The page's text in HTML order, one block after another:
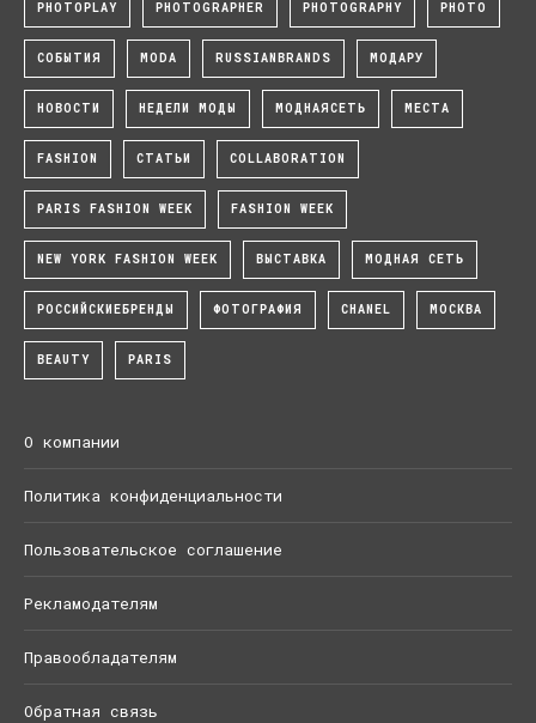
PHOTOPLAY PHOTOGRAPHER PHOTOGRAPHY PHOTO
СОБЫТИЯ MODA RUSSIANBRANDS МОДАРУ
НОВОСТИ НЕДЕЛИ МОДЫ МОДНАЯСЕТЬ МЕСТА
FASHION СТАТЬИ COLLABORATION
PARIS FASHION WEEK FASHION WEEK
NEW YORK FASHION WEEK ВЫСТАВКА МОДНАЯ СЕТЬ
РОССИЙСКИЕБРЕНДЫ ФОТОГРАФИЯ CHANEL МОСКВА
BEAUTY PARIS
О компании
Политика конфиденциальности
Пользовательское соглашение
Рекламодателям
Правообладателям
Обратная связь